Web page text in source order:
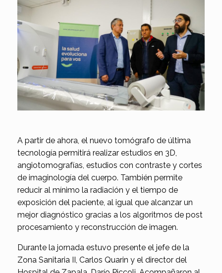
A partir de ahora, el nuevo tomógrafo de última
tecnología permitirá realizar estudios en 3D,
angiotomografías, estudios con contraste y cortes
de imaginología del cuerpo. También permite
reducir al mínimo la radiación y el tiempo de
exposición del paciente, al igual que alcanzar un
mejor diagnóstico gracias a los algoritmos de post
procesamiento y reconstrucción de imagen.
Durante la jornada estuvo presente el jefe de la
Zona Sanitaria II, Carlos Quarin y el director del